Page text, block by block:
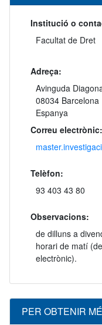
Institució o
Facultat de Dret
Adreça:
Avinguda
08034 Barcelona
Espanya
Correu electrònic:
Telèfon:
93 403 43 80
Observacions:
de dilluns a
horari de matí
electrònic).
PER OBTENIR